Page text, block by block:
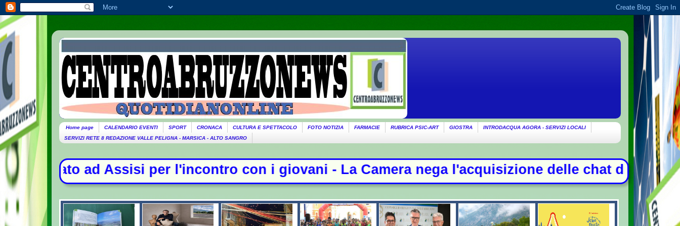
Home page CALENDARIO EVENTI SPORT CRONACA CULTURA E SPETTACOLO FOTO NOTIZIA FARMACIE RUBRICA PSIC-ART GIOSTRA
INTRODACQUA AGORA - SERVIZI LOCALI
SERVIZI RETE 8 REDAZIONE VALLE PELIGNA - MARSICA - ALTO SANGRO
per l'incontro con i giovani - La Camera nega l'acquisizione delle chat di Delmastro. Tensione in